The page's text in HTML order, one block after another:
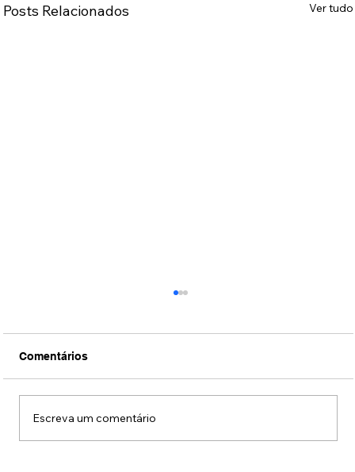
Posts Relacionados Ver tudo
Comentários
Escreva um comentário